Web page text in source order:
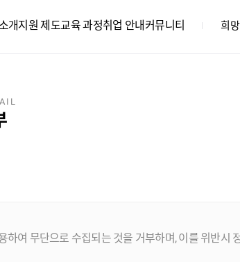
개지원 제도교육 과정취업 안내 커뮤니티 희
여 무단으로 수집되는 것을 거부하며, 이를 위반시